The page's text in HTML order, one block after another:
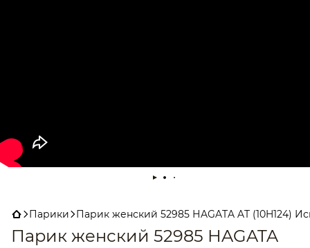
Парики Парик женский 52985 НAGATA AT (10H124)
Парик женский 52985 НAGATA